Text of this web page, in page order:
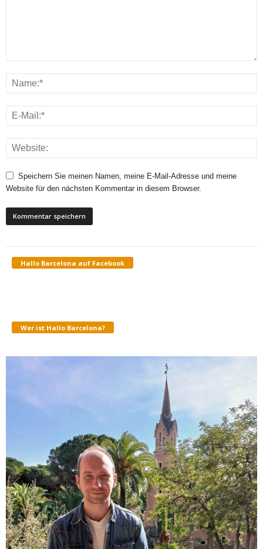
Speichern Sie meinen Namen, meine E-Mail-Adresse und meine
Website für den nächsten Kommentar in diesem Browser.
Hallo Barcelona auf Facebook
Wer ist Hallo Barcelona?